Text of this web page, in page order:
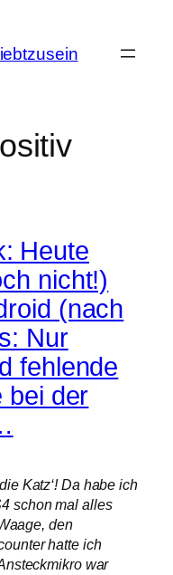
Heute
nicht!)
(nach
Nur
fehlende
bei der
Katz‘! Da habe ich
schon mal alles
den
hatte ich
war